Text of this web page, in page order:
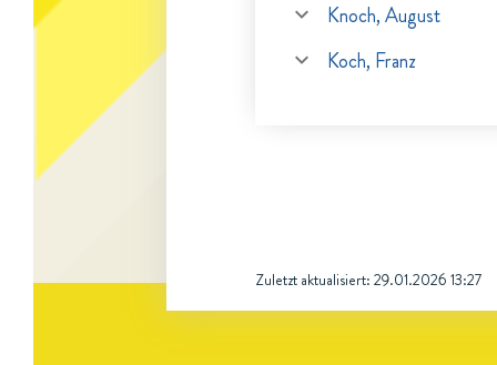
Knoch, August
Koch, Franz
Zuletzt aktualisiert: 29.01.2026 13:27